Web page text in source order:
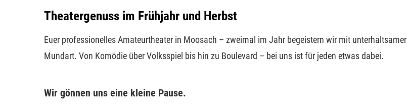
Theatergenuss im Frühjahr und Herbst
Euer professionelles Amateurtheater in Moosach – zweimal im Jahr begeistern wir mit unterhaltsamer
Mundart. Von Komödie über Volksspiel bis hin zu Boulevard – bei uns ist für jeden etwas dabei.
Wir gönnen uns eine kleine Pause.